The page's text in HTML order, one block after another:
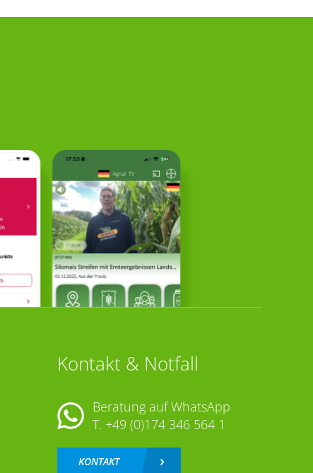
Kontakt & Notfall
Beratung auf WhatsApp
T. +49 (0)174 346 564 1
KONTAKT